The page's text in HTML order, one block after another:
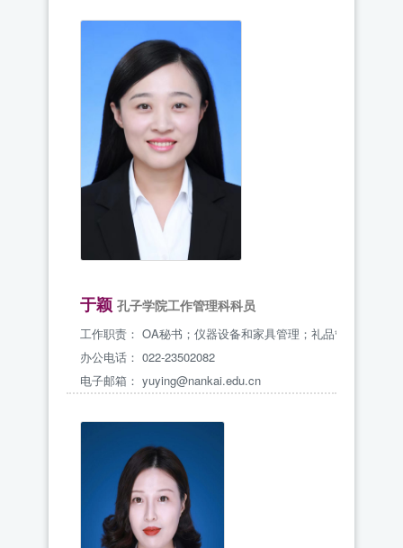
于颖 孔子学院工作管理科科员
工作职责： OA秘书；仪器设备和家具管理；礼品管理
办公电话： 022-23502082
电子邮箱： yuying@nankai.edu.cn